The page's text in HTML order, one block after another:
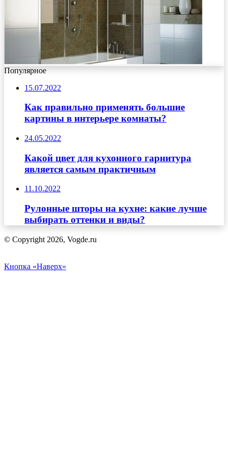
Популярное
15.07.2022
Как правильно применять большие
картины в интерьере комнаты?
24.05.2022
Какой цвет для кухонного гарнитура
является самым практичным
11.10.2022
Рулонные шторы на кухне: какие лучше
выбирать оттенки и виды?
© Copyright 2026, Vogde.ru
Кнопка «Наверх»